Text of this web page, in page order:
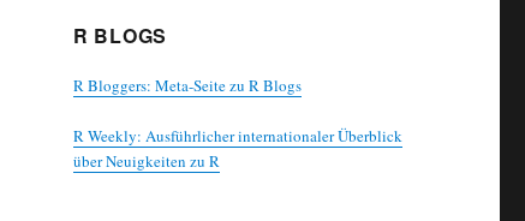
R BLOGS
R Bloggers: Meta-Seite zu R Blogs
R Weekly: Ausführlicher internationaler Überblick
über Neuigkeiten zu R